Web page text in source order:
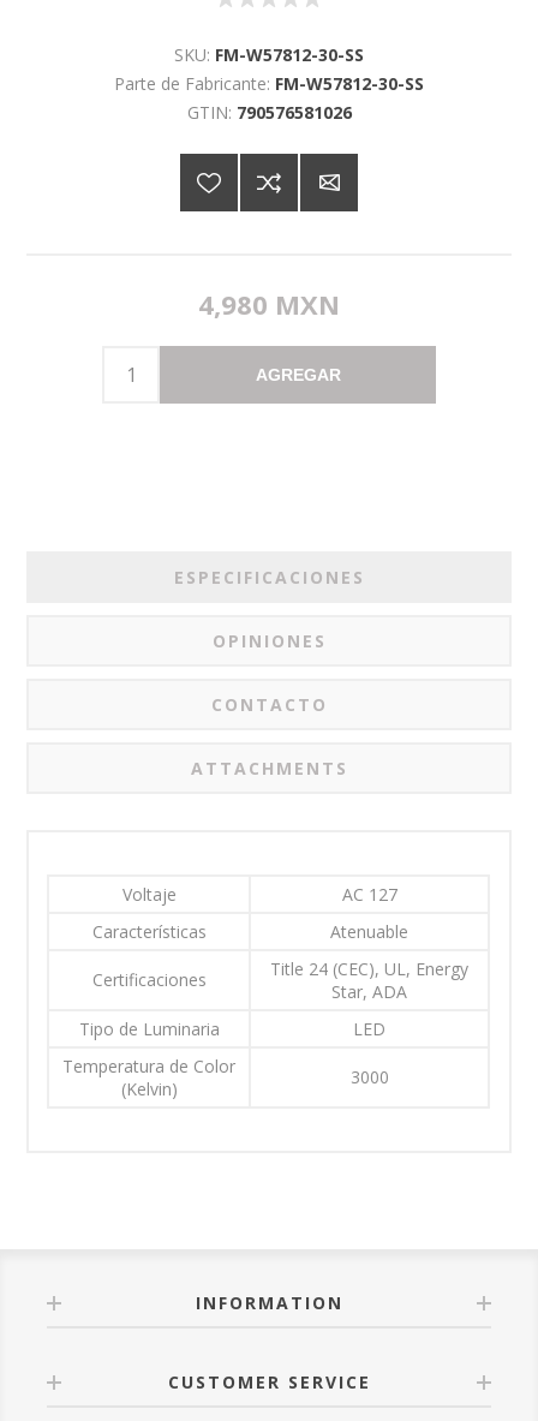
SKU: FM-W57812-30-SS
Parte de Fabricante: FM-W57812-30-SS
GTIN: 790576581026
4,980 MXN
AGREGAR
ESPECIFICACIONES
OPINIONES
CONTACTO
ATTACHMENTS
Voltaje
AC 127
Características
Atenuable
Certificaciones
Title 24 (CEC), UL, Energy
Star, ADA
Tipo de Luminaria
LED
Temperatura de Color
(Kelvin)
3000
INFORMATION
CUSTOMER SERVICE